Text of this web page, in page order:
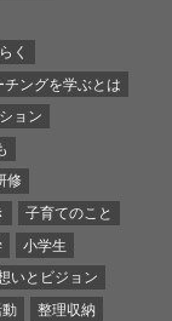
く
チングを学ぶとは
ョン
修
子育てのこと
小学生
いとビジョン
整理収納